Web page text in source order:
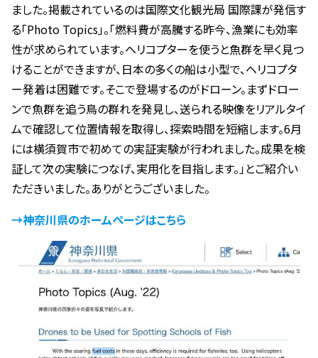
ました。掲載されているのは国際文化観光局 国際課が発信す
る「Photo Topics」。「燃料費が高騰する昨今、漁業にも効率
性が求められています。ヘリコプターを使うと魚群を早く見つ
けることができますが、日本の多くの船は小型で、ヘリコプタ
ー発着は困難です。そこで登場するのがドローン。まずドロー
ンで魚群を追う鳥の群れを発見し、送られる映像をリアルタイ
ムで確認して位置情報を取得し、探索時間を短縮します。6月
には横須賀市で初めての実証実験が行われました。成果を検
証して次の実験につなげ、実用化を目指します。」とご紹介い
ただきいました。ありがとうございました。
→神奈川県のホームページはこちら